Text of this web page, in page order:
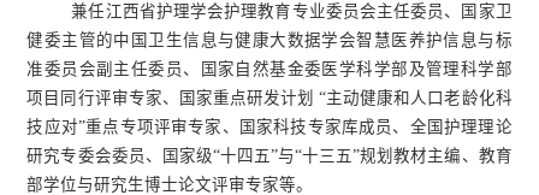
兼任江西省护理学会护理教育专业委员会主任委员、国家卫
健委主管的中国卫生信息与健康大数据学会智慧医养护信息与标
准委员会副主任委员、国家自然基金委医学科学部及管理科学部
项目同行评审专家、国家重点研发计划 “主动健康和人口老龄化科
技应对”重点专项评审专家、国家科技专家库成员、全国护理理论
研究专委会委员、国家级“十四五”与“十三五”规划教材主编、教育
部学位与研究生博士论文评审专家等。